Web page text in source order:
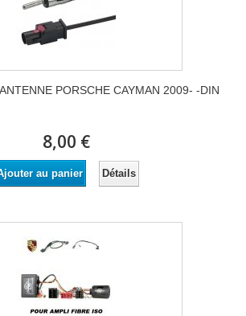
PORSCHE CAYMAN 2009- -DIN
8,00 €
au panier Détails